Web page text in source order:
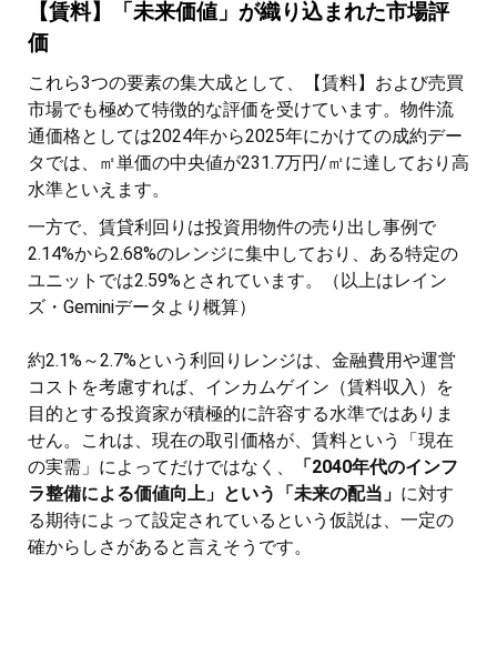
【賃料】「未来価値」が織り込まれた市場評
価
これら3つの要素の集大成として、【賃料】および売買
市場でも極めて特徴的な評価を受けています。物件流
通価格としては2024年から2025年にかけての成約デー
タでは、㎡単価の中央値が231.7万円/㎡に達しており高
水準といえます。
一方で、賃貸利回りは投資用物件の売り出し事例で
2.14%から2.68%のレンジに集中しており、ある特定の
ユニットでは2.59%とされています。（以上はレイン
ズ・Geminiデータより概算）
約2.1%～2.7%という利回りレンジは、金融費用や運営
コストを考慮すれば、インカムゲイン（賃料収入）を
目的とする投資家が積極的に許容する水準ではありま
せん。これは、現在の取引価格が、賃料という「現在
の実需」によってだけではなく、
「2040年代のインフ
ラ整備による価値向上」という「未来の配当」 に対す
る期待によって設定されているという仮説は、一定の
確からしさがあると言えそうです。